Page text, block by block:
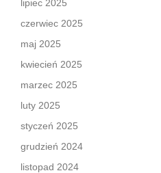
lipiec 2025
czerwiec 2025
maj 2025
kwiecień 2025
marzec 2025
luty 2025
styczeń 2025
grudzień 2024
listopad 2024